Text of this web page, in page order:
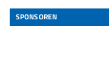
SPONSOREN